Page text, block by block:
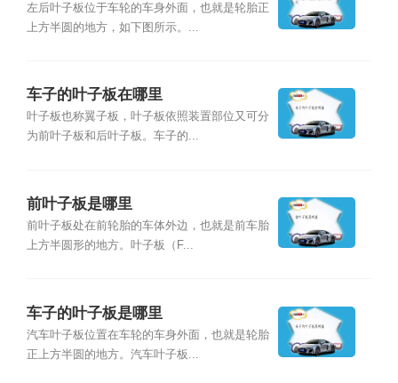
左后叶子板位于车轮的车身外面，也就是轮胎正
上方半圆的地方，如下图所示。...
车子的叶子板在哪里
叶子板也称翼子板，叶子板依照装置部位又可分
为前叶子板和后叶子板。车子的...
前叶子板是哪里
前叶子板处在前轮胎的车体外边，也就是前车胎
上方半圆形的地方。叶子板（F...
车子的叶子板是哪里
汽车叶子板位置在车轮的车身外面，也就是轮胎
正上方半圆的地方。汽车叶子板...